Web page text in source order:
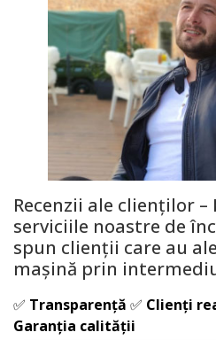
Recenzii ale clienților –
serviciile noastre de
spun clienții care au
mașină prin
✅ Transparență ✅ Clienți
Garanția calității